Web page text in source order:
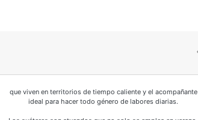
que viven en territorios de tiempo caliente y el acompañante
ideal para hacer todo género de labores diarias.